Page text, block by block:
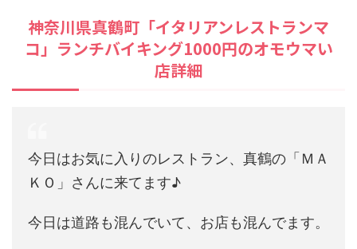
神奈川県真鶴町「イタリアンレストランマ
コ」ランチバイキング1000円のオモウマい
店詳細
今日はお気に入りのレストラン、真鶴の「ＭＡ
ＫＯ」さんに来てます♪
今日は道路も混んでいて、お店も混んでます。